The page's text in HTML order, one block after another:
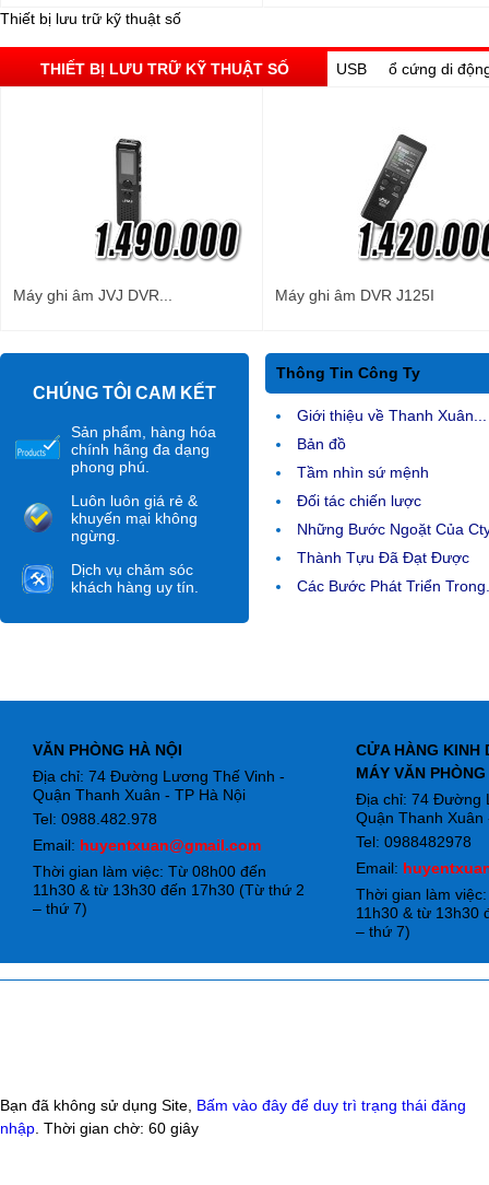
Thiết bị lưu trữ kỹ thuật số
THIẾT BỊ LƯU TRỮ KỸ THUẬT SỐ USB ổ cứng di
Máy ghi âm JVJ DVR... Máy ghi âm DVR J125I
CHÚNG TÔI CAM KẾT
Sản phẩm, hàng hóa
chính hãng đa dạng
phong phú.
Luôn luôn giá rẻ &
khuyến mại không
ngừng.
Dịch vụ chăm sóc
khách hàng uy tín.
Thông Tin Công Ty
Giới thiệu về Thanh Xuân...
Bản đồ
Tầm nhìn sứ mệnh
Đối tác chiến lược
Những Bước Ngoặt Của
Thành Tựu Đã Đạt Được
Các Bước Phát Triển
VĂN PHÒNG HÀ NỘI
Địa chỉ: 74 Đường Lương Thế Vinh -
Quận Thanh Xuân - TP Hà Nội
Tel: 0988.482.978
Email: huyentxuan@gmail.com
Thời gian làm việc: Từ 08h00 đến
11h30 & từ 13h30 đến 17h30 (Từ thứ 2
– thứ 7)
CỬA HÀNG KINH
MÁY VĂN PHÒNG
Địa chỉ: 74 Đường
Quận Thanh Xuân
Tel: 0988482978
Email:
Thời gian làm
11h30 & từ 13h30
– thứ 7)
Bạn đã không sử dụng Site, Bấm vào đây để duy trì trạng thái đăng
nhập . Thời gian chờ: 60 giây